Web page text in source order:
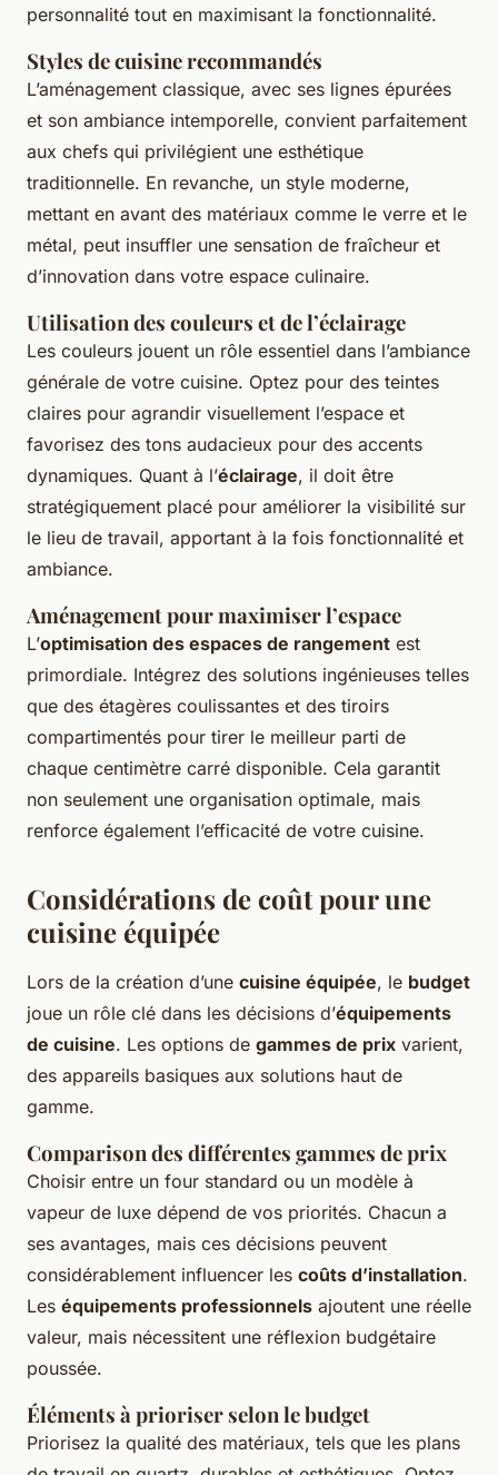
personnalité tout en maximisant la fonctionnalité.
Styles de cuisine recommandés
L’aménagement classique, avec ses lignes épurées
et son ambiance intemporelle, convient parfaitement
aux chefs qui privilégient une esthétique
traditionnelle. En revanche, un style moderne,
mettant en avant des matériaux comme le verre et le
métal, peut insuffler une sensation de fraîcheur et
d’innovation dans votre espace culinaire.
Utilisation des couleurs et de l’éclairage
Les couleurs jouent un rôle essentiel dans l’ambiance
générale de votre cuisine. Optez pour des teintes
claires pour agrandir visuellement l’espace et
favorisez des tons audacieux pour des accents
dynamiques. Quant à l’éclairage, il doit être
stratégiquement placé pour améliorer la visibilité sur
le lieu de travail, apportant à la fois fonctionnalité et
ambiance.
Aménagement pour maximiser l’espace
L’optimisation des espaces de rangement est
primordiale. Intégrez des solutions ingénieuses telles
que des étagères coulissantes et des tiroirs
compartimentés pour tirer le meilleur parti de
chaque centimètre carré disponible. Cela garantit
non seulement une organisation optimale, mais
renforce également l’efficacité de votre cuisine.
Considérations de coût pour une
cuisine équipée
Lors de la création d’une cuisine équipée, le budget
joue un rôle clé dans les décisions d’équipements
de cuisine. Les options de gammes de prix varient,
des appareils basiques aux solutions haut de
gamme.
Comparison des différentes gammes de prix
Choisir entre un four standard ou un modèle à
vapeur de luxe dépend de vos priorités. Chacun a
ses avantages, mais ces décisions peuvent
considérablement influencer les coûts d’installation.
Les équipements professionnels ajoutent une réelle
valeur, mais nécessitent une réflexion budgétaire
poussée.
Éléments à prioriser selon le budget
Priorisez la qualité des matériaux, tels que les plans